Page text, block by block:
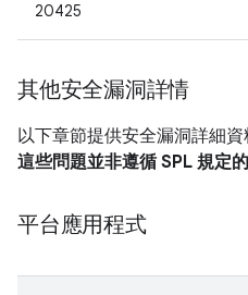
20425
其他安全漏洞詳情
以下章節提供安全漏洞詳細資
這些問題並非遵循 SPL 規定
平台應用程式